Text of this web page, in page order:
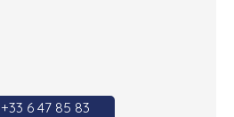
+33 6 47 85 83